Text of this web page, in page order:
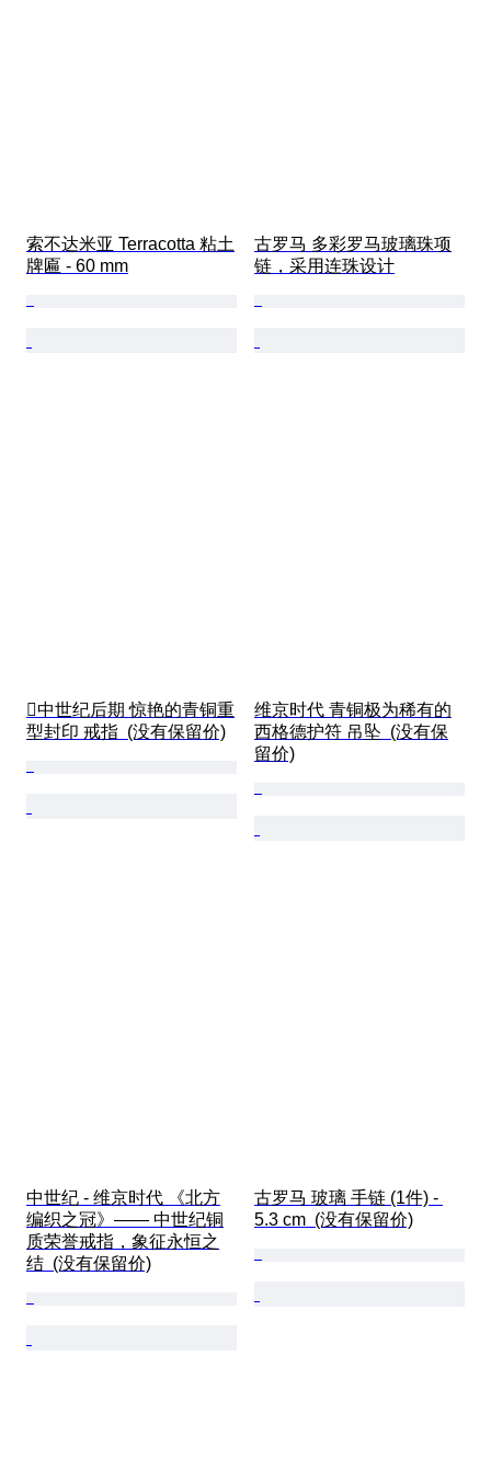
索不达米亚 Terracotta 粘土
牌匾 - 60 mm
古罗马 多彩罗马玻璃珠项
链，采用连珠设计
中世纪后期 惊艳的青铜重
型封印 戒指  (没有保留价)
维京时代 青铜极为稀有的
西格德护符 吊坠  (没有保
留价)
中世纪 - 维京时代 《北方
编织之冠》—— 中世纪铜
质荣誉戒指，象征永恒之
结  (没有保留价)
古罗马 玻璃 手链 (1件) -
5.3 cm  (没有保留价)